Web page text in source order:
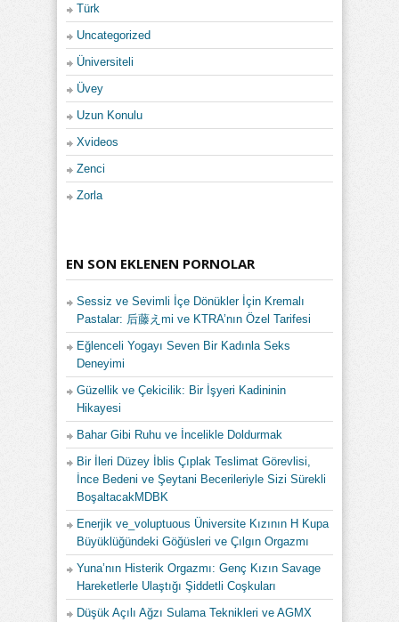
Türk
Uncategorized
Üniversiteli
Üvey
Uzun Konulu
Xvideos
Zenci
Zorla
EN SON EKLENEN PORNOLAR
Sessiz ve Sevimli İçe Dönükler İçin Kremalı
Pastalar: 后藤えmi ve KTRA’nın Özel Tarifesi
Eğlenceli Yogayı Seven Bir Kadınla Seks
Deneyimi
Güzellik ve Çekicilik: Bir İşyeri Kadininin
Hikayesi
Bahar Gibi Ruhu ve İncelikle Doldurmak
Bir İleri Düzey İblis Çıplak Teslimat Görevlisi,
İnce Bedeni ve Şeytani Becerileriyle Sizi Sürekli
BoşaltacakMDBK
Enerjik ve_voluptuous Üniversite Kızının H Kupa
Büyüklüğündeki Göğüsleri ve Çılgın Orgazmı
Yuna’nın Histerik Orgazmı: Genç Kızın Savage
Hareketlerle Ulaştığı Şiddetli Coşkuları
Düşük Açılı Ağzı Sulama Teknikleri ve AGMX